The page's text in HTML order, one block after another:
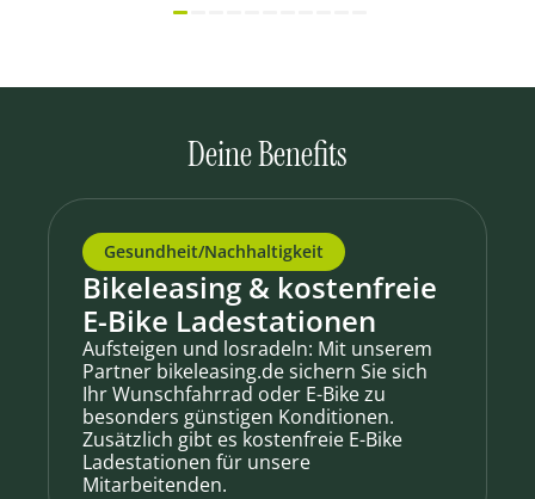
Deine Benefits
Gesundheit/Nachhaltigkeit
Bikeleasing & kostenfreie
E-Bike Ladestationen
Aufsteigen und losradeln: Mit unserem
Partner bikeleasing.de sichern Sie sich
Ihr Wunschfahrrad oder E-Bike zu
besonders günstigen Konditionen.
Zusätzlich gibt es kostenfreie E-Bike
Ladestationen für unsere
Mitarbeitenden.